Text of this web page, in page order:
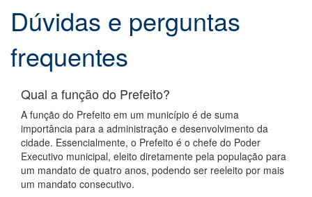
Dúvidas e perguntas
frequentes
Qual a função do Prefeito?
A função do Prefeito em um município é de suma
importância para a administração e desenvolvimento da
cidade. Essencialmente, o Prefeito é o chefe do Poder
Executivo municipal, eleito diretamente pela população para
um mandato de quatro anos, podendo ser reeleito por mais
um mandato consecutivo.